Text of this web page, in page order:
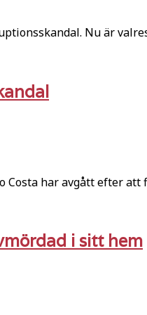
Nu är
har avgått efter
i sitt hem